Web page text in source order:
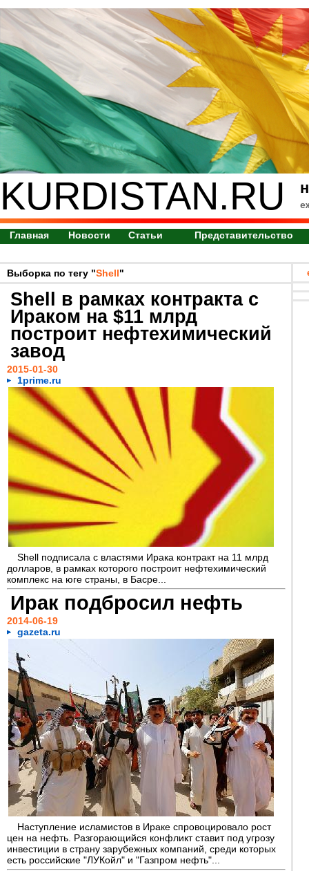
KURDISTAN.RU
Главная Новости Статьи Представительство
Выборка по тегу "Shell"
Shell в рамках контракта с
Ираком на $11 млрд
построит нефтехимический
завод
2015-01-30
1prime.ru
Shell подписала с властями Ирака контракт на 11 млрд
долларов, в рамках которого построит нефтехимический
комплекс на юге страны, в Басре...
Ирак подбросил нефть
2014-06-19
gazeta.ru
Наступление исламистов в Ираке спровоцировало рост
цен на нефть. Разгорающийся конфликт ставит под угрозу
инвестиции в страну зарубежных компаний, среди которых
есть российские "ЛУКойл" и "Газпром нефть"...